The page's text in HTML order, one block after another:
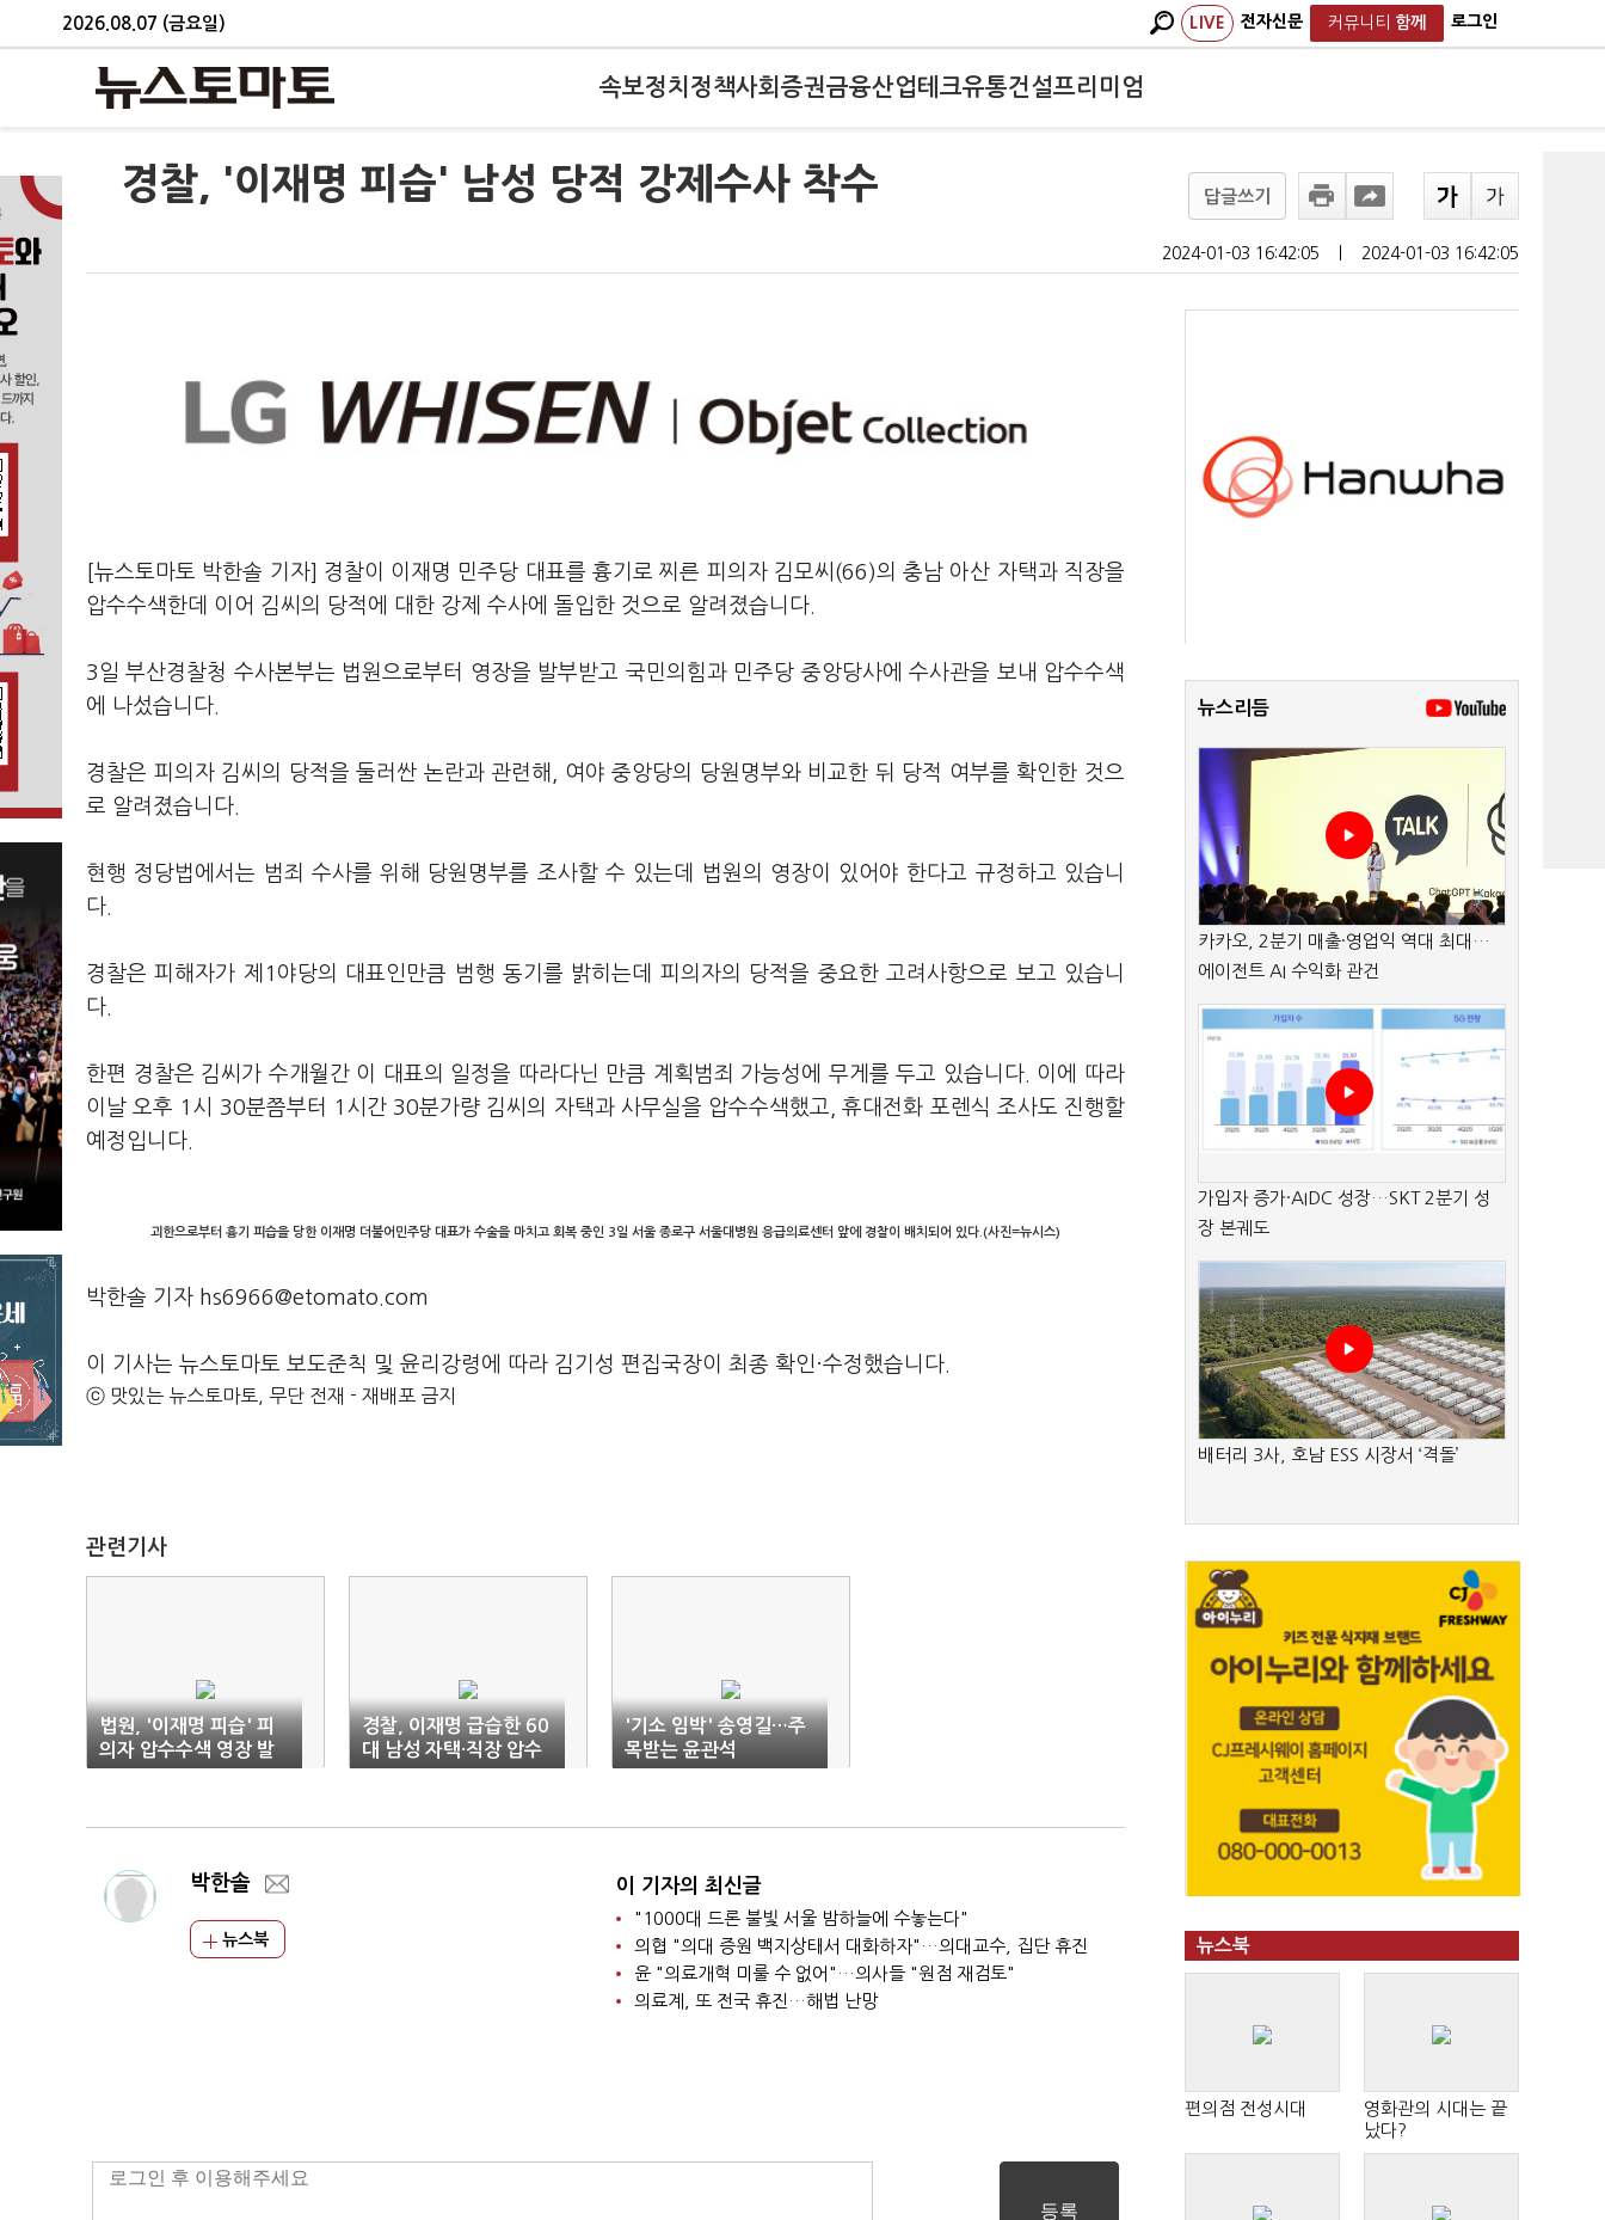
2026.08.07 (금요일) LIVE 전자신문 커뮤니티 함께 로그인
속보정치 정책사회 증권금융산업테크유통건설프리미엄
경찰, '이재명 피습' 남성 당적 강제수사 착수 답글쓰기
2024-01-03 16:42:05 2024-01-03 16:42:05
[뉴스토마토 박한솔 기자] 경찰이 이재명 민주당 대표를 흉기로 찌른 피의자 김모씨(66)의 충남 아산 자택과 직장을
압수수색한데 이어 김씨의 당적에 대한 강제 수사에 돌입한 것으로 알려졌습니다.
3일 부산경찰청 수사본부는 법원으로부터 영장을 발부받고 국민의힘과 민주당 중앙당사에 수사관을 보내 압수수색
에 나섰습니다.
경찰은 피의자 김씨의 당적을 둘러싼 논란과 관련해, 여야 중앙당의 당원명부와 비교한 뒤 당적 여부를 확인한 것으
로 알려졌습니다.
현행 정당법에서는 범죄 수사를 위해 당원명부를 조사할 수 있는데 법원의 영장이 있어야 한다고 규정하고 있습니
다.
경찰은 피해자가 제1야당의 대표인만큼 범행 동기를 밝히는데 피의자의 당적을 중요한 고려사항으로 보고 있습니
다.
한편 경찰은 김씨가 수개월간 이 대표의 일정을 따라다닌 만큼 계획범죄 가능성에 무게를 두고 있습니다. 이에 따라
이날 오후 1시 30분쯤부터 1시간 30분가량 김씨의 자택과 사무실을 압수수색했고, 휴대전화 포렌식 조사도 진행할
예정입니다.
괴한으로부터 흉기 피습을 당한 이재명 더불어민주당 대표가 수술을 마치고 회복 중인 3일 서울 종로구 서울대병원 응급의료센터 앞에 경찰이 배치되어 있다.(사진=뉴시스)
박한솔 기자 hs6966@etomato.com
이 기사는 뉴스토마토 보도준칙 및 윤리강령에 따라 김기성 편집국장이 최종 확인·수정했습니다.
ⓒ 맛있는 뉴스토마토, 무단 전재 - 재배포 금지
관련기사
법원, '이재명 피습' 피
의자 압수수색 영장 발
부
경찰, 이재명 급습한 60
대 남성 자택·직장 압수
수색
'기소 임박' 송영길…주
목받는 윤관석
박한솔
뉴스북
이 기자의 최신글
"1000대 드론 불빛 서울 밤하늘에 수놓는다"
의협 "의대 증원 백지상태서 대화하자"…의대교수, 집단 휴진
윤 "의료개혁 미룰 수 없어"…의사들 "원점 재검토"
의료계, 또 전국 휴진…해법 난망
뉴스리듬
카카오, 2분기 매출·영업익 역대 최대…
에이전트 AI 수익화 관건
가입자 증가·AIDC 성장…SKT 2분기 성
장 본궤도
배터리 3사, 호남 ESS 시장서 ‘격돌’
뉴스북
편의점 전성시대
영화관의 시대는 끝
났다?